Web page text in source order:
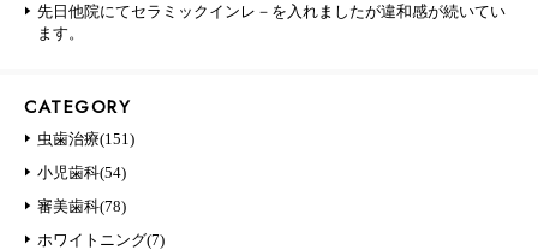
先日他院にてセラミックインレ－を入れましたが違和感が続いてい
ます。
CATEGORY
虫歯治療(151)
小児歯科(54)
審美歯科(78)
ホワイトニング(7)